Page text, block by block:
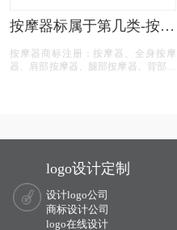
将湿巾的具体商品整理出来：
按摩器标属于第几类-按摩
「商标分类」
按摩器商标注册：按摩器、全身按摩
器、肩部按摩器、腿部按摩器、背部按
脚部按摩器商标注册、按摩器商标注
册、按摩器商标注册代办、按摩器商标
注册代理要多久？按摩器商标注册价格
怎么样？ 按摩器商标注册流程以及材
料要哪些呢？按摩器商标注册代理时审
logo设计定制
设计logo公司
商标设计公司
logo在线设计